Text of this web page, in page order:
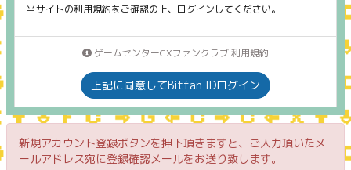
当サイトの利用規約をご確認の上、ログインしてください。
ゲームセンターCXファンクラブ 利用規約
上記に同意してBitfan IDログイン
新規アカウント登録ボタンを押下頂きますと、ご入力頂いたメ
ールアドレス宛に登録確認メールをお送り致します。